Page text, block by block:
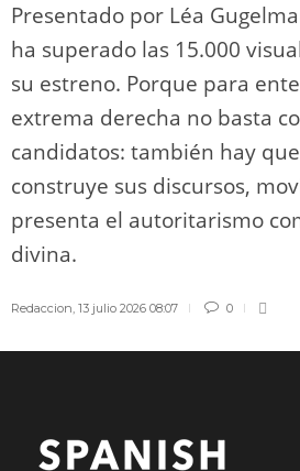
Presentado por Léa
ha superado las 15.000
su estreno. Porque para
extrema derecha no basta
candidatos: también hay
construye sus discursos,
presenta el autoritarismo
divina.
Redaccion, 13 julio 2026 08:07 0